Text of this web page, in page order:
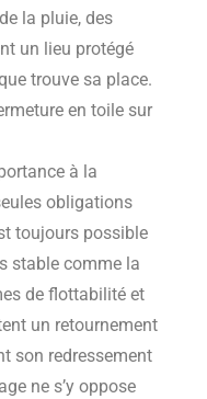
la pluie, des
un lieu protégé
trouve sa place.
en toile sur
à la
obligations
toujours possible
stable comme la
de flottabilité et
un retournement
son redressement
ne s’y oppose